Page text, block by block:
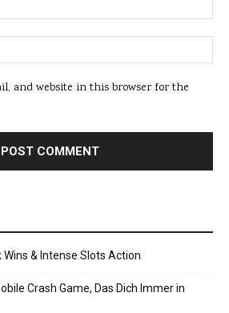
and website in this browser for the
Wins & Intense Slots Action
Crash Game, Das Dich Immer in